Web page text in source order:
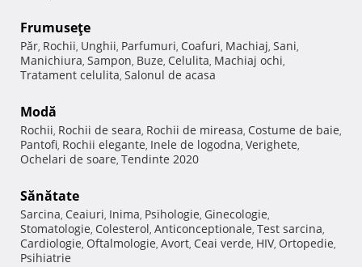
Frumuseţe
Păr, Rochii, Unghii, Parfumuri, Coafuri, Machiaj, Sani,
Manichiura, Sampon, Buze, Celulita, Machiaj ochi,
Tratament celulita, Salonul de acasa
Modă
Rochii, Rochii de seara, Rochii de mireasa, Costume de baie,
Pantofi, Rochii elegante, Inele de logodna, Verighete,
Ochelari de soare, Tendinte 2020
Sănătate
Sarcina, Ceaiuri, Inima, Psihologie, Ginecologie,
Stomatologie, Colesterol, Anticonceptionale, Test sarcina,
Cardiologie, Oftalmologie, Avort, Ceai verde, HIV, Ortopedie,
Psihiatrie